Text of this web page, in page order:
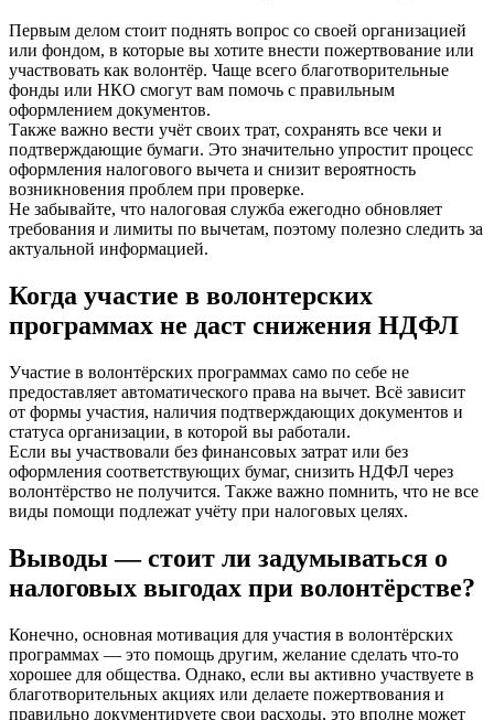
Первым делом стоит поднять вопрос со своей организацией
или фондом, в которые вы хотите внести пожертвование или
участвовать как волонтёр. Чаще всего благотворительные
фонды или НКО смогут вам помочь с правильным
оформлением документов.
Также важно вести учёт своих трат, сохранять все чеки и
подтверждающие бумаги. Это значительно упростит процесс
оформления налогового вычета и снизит вероятность
возникновения проблем при проверке.
Не забывайте, что налоговая служба ежегодно обновляет
требования и лимиты по вычетам, поэтому полезно следить за
актуальной информацией.
Когда участие в волонтерских
программах не даст снижения НДФЛ
Участие в волонтёрских программах само по себе не
предоставляет автоматического права на вычет. Всё зависит
от формы участия, наличия подтверждающих документов и
статуса организации, в которой вы работали.
Если вы участвовали без финансовых затрат или без
оформления соответствующих бумаг, снизить НДФЛ через
волонтёрство не получится. Также важно помнить, что не все
виды помощи подлежат учёту при налоговых целях.
Выводы — стоит ли задумываться о
налоговых выгодах при волонтёрстве?
Конечно, основная мотивация для участия в волонтёрских
программах — это помощь другим, желание сделать что-то
хорошее для общества. Однако, если вы активно участвуете в
благотворительных акциях или делаете пожертвования и
правильно документируете свои расходы, это вполне может